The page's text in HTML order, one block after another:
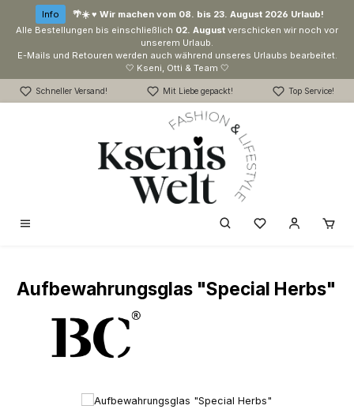
Zum Hauptinhalt springen
Info
🌴☀️ ♥ Wir machen vom 08. bis 23. August 2026 Urlaub!
Alle Bestellungen bis einschließlich 02. August verschicken wir noch vor
unserem Urlaub.
E-Mails und Retouren werden auch während unseres Urlaubs bearbeitet.
🤍 Kseni, Otti & Team 🤍
Schneller Versand! Mit Liebe gepackt! Top Service!
Du hast 0
Aufbewahrungsglas "Special Herbs"
Bildergalerie überspringen